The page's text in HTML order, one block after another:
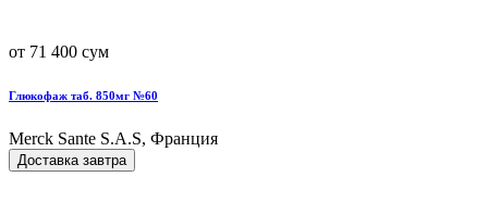
от 71 400 сум
Глюкофаж таб. 850мг №60
Merck Sante S.A.S, Франция
Доставка завтра